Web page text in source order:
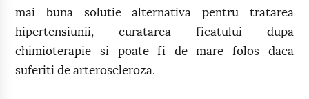
mai buna solutie alternativa pentru tratarea
hipertensiunii, curatarea ficatului dupa
chimioterapie si poate fi de mare folos daca
suferiti de arteroscleroza.